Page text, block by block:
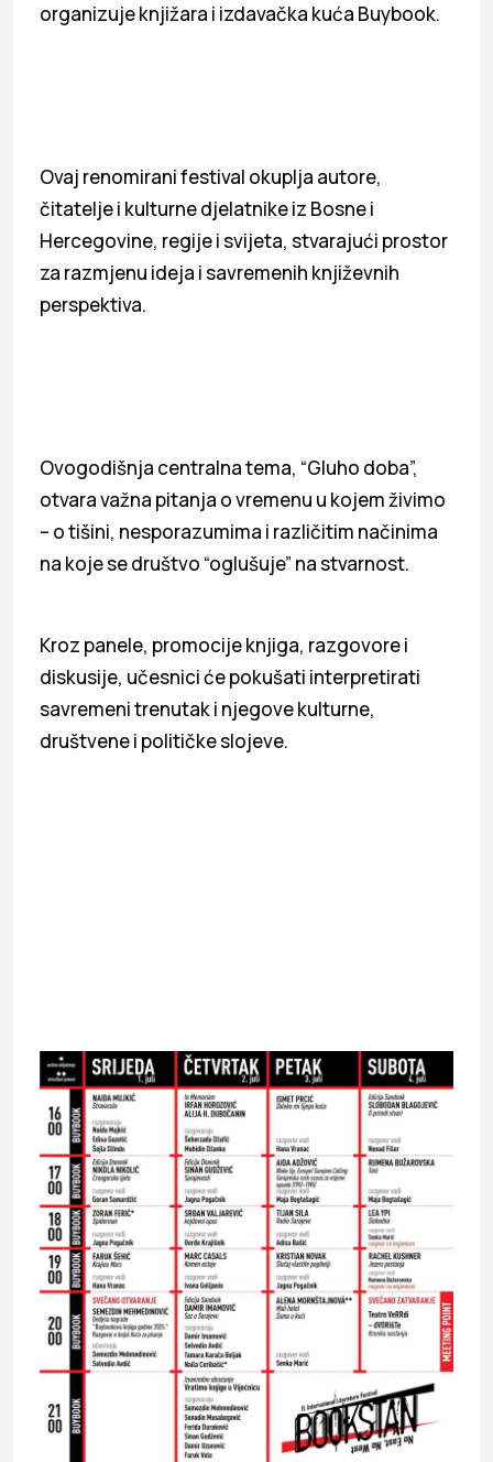
organizuje knjižara i izdavačka kuća Buybook.
Ovaj renomirani festival okuplja autore,
čitatelje i kulturne djelatnike iz Bosne i
Hercegovine, regije i svijeta, stvarajući prostor
za razmjenu ideja i savremenih književnih
perspektiva.
Ovogodišnja centralna tema, “Gluho doba”,
otvara važna pitanja o vremenu u kojem živimo
– o tišini, nesporazumima i različitim načinima
na koje se društvo “oglušuje” na stvarnost.
Kroz panele, promocije knjiga, razgovore i
diskusije, učesnici će pokušati interpretirati
savremeni trenutak i njegove kulturne,
društvene i političke slojeve.